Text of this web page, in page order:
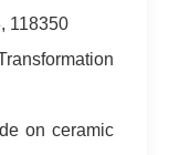
118350
on ceramic